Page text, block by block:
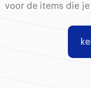
voor de items die je